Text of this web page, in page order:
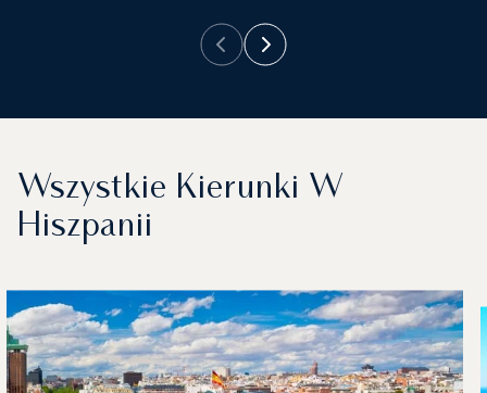
Wszystkie Kierunki W
Hiszpanii